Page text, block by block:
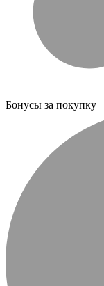
Бонусы за покупку